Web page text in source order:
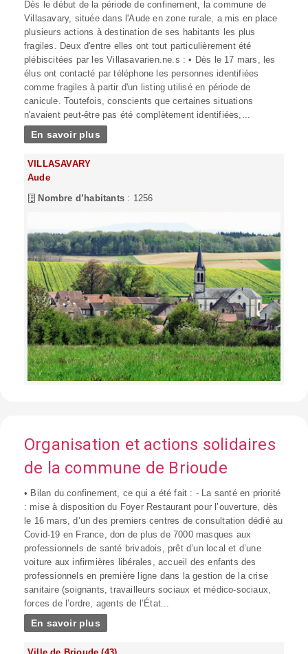
Dès le début de la période de confinement, la commune de
Villasavary, située dans l'Aude en zone rurale, a mis en place
plusieurs actions à destination de ses habitants les plus
fragiles. Deux d'entre elles ont tout particulièrement été
plébiscitées par les Villasavarien.ne.s : • Dès le 17 mars, les
élus ont contacté par téléphone les personnes identifiées
comme fragiles à partir d'un listing utilisé en période de
canicule. Toutefois, conscients que certaines situations
n'avaient peut-être pas été complètement identifiées,...
En savoir plus
VILLASAVARY
Aude
Nombre d’habitants : 1256
Organisation et actions solidaires
de la commune de Brioude
• Bilan du confinement, ce qui a été fait : - La santé en priorité
: mise à disposition du Foyer Restaurant pour l’ouverture, dès
le 16 mars, d’un des premiers centres de consultation dédié au
Covid-19 en France, don de plus de 7000 masques aux
professionnels de santé brivadois, prêt d’un local et d’une
voiture aux infirmières libérales, accueil des enfants des
professionnels en première ligne dans la gestion de la crise
sanitaire (soignants, travailleurs sociaux et médico-sociaux,
forces de l’ordre, agents de l’État...
En savoir plus